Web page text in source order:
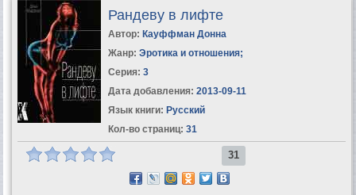
Рандеву в лифте
Автор: Кауффман Донна
Жанр: Эротика и отношения;
Серия: 3
Дата добавления: 2013-09-11
Язык книги: Русский
Кол-во страниц: 31
31